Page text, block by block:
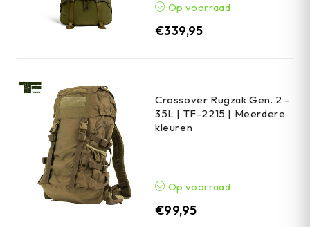
Op voorraad
€339,95
Crossover Rugzak Gen. 2 -
35L | TF-2215 | Meerdere
kleuren
Op voorraad
€99,95